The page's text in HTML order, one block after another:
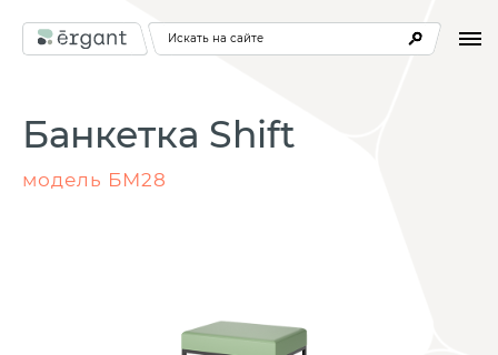
Искать на сайте
Банкетка Shift
модель БМ28